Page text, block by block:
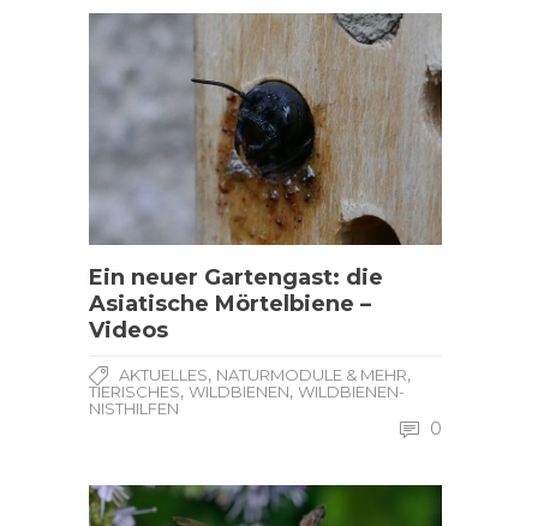
Ein neuer Gartengast: die
Asiatische Mörtelbiene –
Videos
AKTUELLES, NATURMODULE & MEHR,
TIERISCHES, WILDBIENEN, WILDBIENEN-
NISTHILFEN
0